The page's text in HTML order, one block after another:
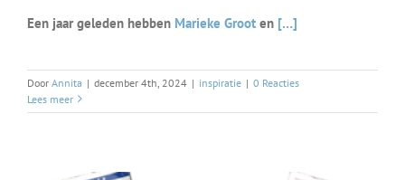
Een jaar geleden hebben Marieke Groot en […]
Door Annita | december 4th, 2024 | inspiratie | 0 Reacties
Lees meer